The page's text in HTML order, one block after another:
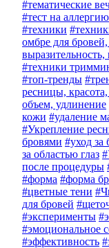
#тематические
#тест на аллергию
#техники
омбре для
#техники
#топ-тренды
ресницы,
объем, удлинение
кожи #удаление
#Укрепление
бровями #уход
за областью глаз
после процедуры
#форма #форма
#цветные тени
для бровей
#эксперименты
#эмоциональное
#эффективность